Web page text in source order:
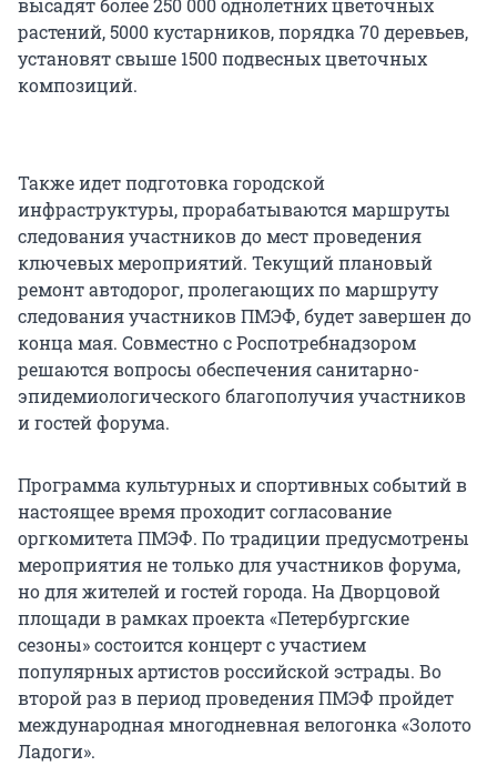
высадят более 250 000 однолетних цветочных
растений, 5000 кустарников, порядка 70 деревьев,
установят свыше 1500 подвесных цветочных
композиций.
Также идет подготовка городской
инфраструктуры, прорабатываются маршруты
следования участников до мест проведения
ключевых мероприятий. Текущий плановый
ремонт автодорог, пролегающих по маршруту
следования участников ПМЭФ, будет завершен до
конца мая. Совместно с Роспотребнадзором
решаются вопросы обеспечения санитарно-
эпидемиологического благополучия участников
и гостей форума.
Программа культурных и спортивных событий в
настоящее время проходит согласование
оргкомитета ПМЭФ. По традиции предусмотрены
мероприятия не только для участников форума,
но для жителей и гостей города. На Дворцовой
площади в рамках проекта «Петербургские
сезоны» состоится концерт с участием
популярных артистов российской эстрады. Во
второй раз в период проведения ПМЭФ пройдет
международная многодневная велогонка «Золото
Ладоги».